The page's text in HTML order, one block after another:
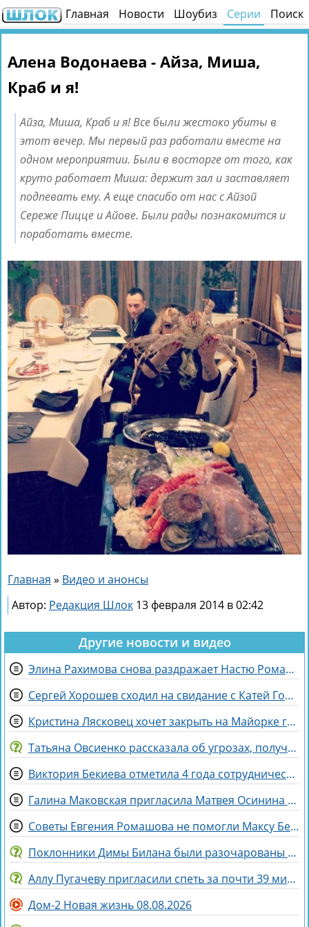
Главная Новости Шоубиз Серии Поиск
Алена Водонаева - Айза, Миша,
Краб и я!
Айза, Миша, Краб и я! Все были жестоко убиты в
этот вечер. Мы первый раз работали вместе на
одном мероприятии. Были в восторге от того, как
круто работает Миша: держит зал и заставляет
подпевать ему. А еще спасибо от нас с Айзой
Сереже Пицце и Айове. Были рады познакомится и
поработать вместе.
Главная » Видео и анонсы
Автор: Редакция Шлок 13 февраля 2014 в 02:42
Другие новости и видео
Элина Рахимова снова раздражает Настю Ромашову, флиртуя с её мужем Евгением
Сергей Хорошев сходил на свидание с Катей Гориной
Кристина Лясковец хочет закрыть на Майорке гештальт
Татьяна Овсиенко рассказала об угрозах, полученных мамой
Виктория Бекиева отметила 4 года сотрудничества с Домом 2
Галина Маковская пригласила Матвея Осинина на стендап
Советы Евгения Ромашова не помогли Максу Берду задержаться на Доме 2
Поклонники Димы Билана были разочарованы его последним концертом
Аллу Пугачеву пригласили спеть за почти 39 миллионов рублей
Дом-2 Новая жизнь 08.08.2026